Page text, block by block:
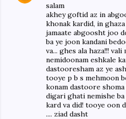
salam
akhey goftid az in
khonak kardid, in
jamaate abgoosht joo
ba ye joon kandani
va... ghes ala haza!!!
nemidoonam eshkale
dastooresham az ye
tooye p b s mehmoon
konam dastoore
digari ghati nemishe
kard va did! tooye oon
.... ziad dasht